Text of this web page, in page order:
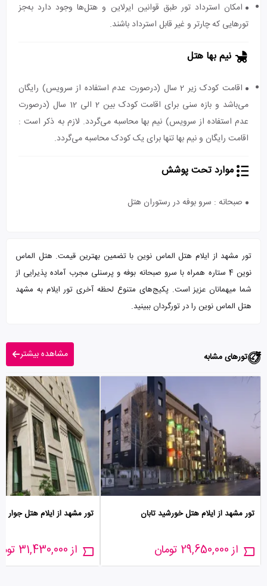
امکان استرداد تور طبق قوانین ایرلاین و هتل‌ها وجود دارد به‌جز
تورهایی که چارتر و غیر قابل استرداد باشند.
نیم بها هتل
اقامت کودک زیر 2 سال (درصورت عدم استفاده از سرویس) رایگان
می‌باشد و بازه سنی برای اقامت کودک بین 2 الی 12 سال (درصورت
عدم استفاده از سرویس) نیم بها محاسبه می‌گردد. لازم به ذکر است :
اقامت رایگان و نیم بها تنها برای یک کودک محاسبه می‌گردد.
موارد تحت پوشش
صبحانه : سرو بوفه در رستوران هتل
تور مشهد از ایلام هتل الماس نوین با تضمین بهترین قیمت. هتل الماس
نوین 4 ستاره همراه با سرو صبحانه بوفه و پرسنلی مجرب آماده پذیرایی از
شما میهمانان عزیز است. پکیج‌های متنوع لحظه آخری تور ایلام به مشهد
هتل الماس نوین را در تورگردان ببینید.
تورهای مشابه مشاهده بیشتر
تور مشهد از ایلام هتل خورشید تابان
از 29,650,000 تومان
تور مشهد از ایلام هتل جوار
از 31,430,000 تومان